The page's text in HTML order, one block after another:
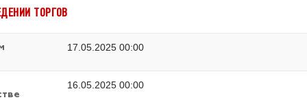
ТОРГОВ
17.05.2025 00:00
16.05.2025 00:00